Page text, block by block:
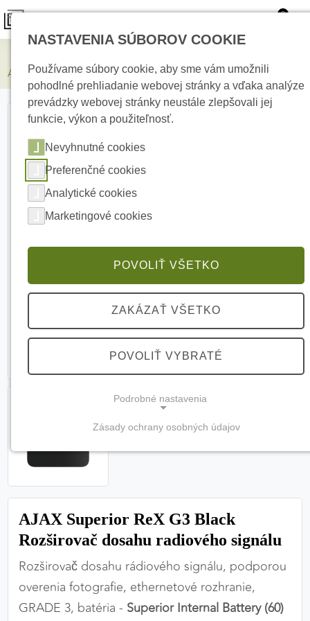
0
AJAX Superior ReX G3 Black Rozširovač dosahu radiového signálu
AJAX Superior ReX G3 Black
Rozširovač dosahu radiového signálu
Rozširovač dosahu rádiového signálu, podporou
overenia fotografie, ethernetové rozhranie,
GRADE 3, batéria - Superior Internal Battery (60)
NASTAVENIA SÚBOROV COOKIE
Používame súbory cookie, aby sme vám umožnili
pohodlné prehliadanie webovej stránky a vďaka analýze
prevádzky webovej stránky neustále zlepšovali jej
funkcie, výkon a použiteľnosť.
Nevyhnutné cookies
Preferenčné cookies
Analytické cookies
Marketingové cookies
POVOLIŤ VŠETKO
ZAKÁZAŤ VŠETKO
POVOLIŤ VYBRATÉ
Podrobné nastavenia
(vždy aktívne, nemožno vypnúť)
Tieto cookies sú potrebné na správne fungovanie
zabezpečiť jej plnú funkčnosť.
PREFERENČNÉ COOKIES
Zásady ochrany osobných údajov